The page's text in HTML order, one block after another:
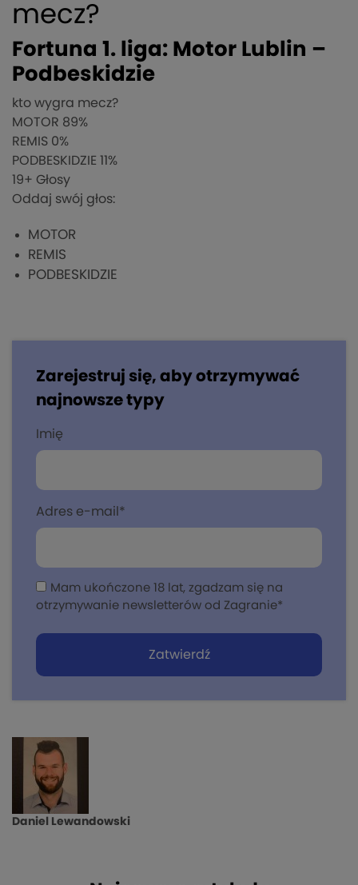
mecz?
Fortuna 1. liga: Motor Lublin –
Podbeskidzie
kto wygra mecz?
MOTOR 89%
REMIS 0%
PODBESKIDZIE 11%
19+ Głosy
Oddaj swój głos:
MOTOR
REMIS
PODBESKIDZIE
Zarejestruj się, aby otrzymywać
najnowsze typy
Imię
Adres e-mail *
Mam ukończone 18 lat, zgadzam się na
otrzymywanie newsletterów od Zagranie*
Daniel Lewandowski